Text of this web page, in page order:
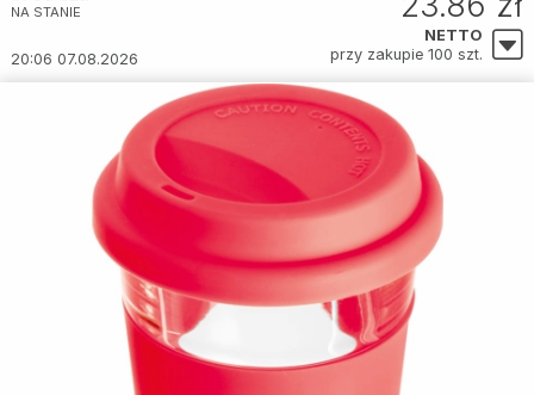
NA STANIE
20:06 07.08.2026
NETTO
przy zakupie 100 szt.